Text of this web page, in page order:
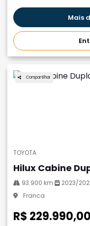
Mais
Compartilhar
TOYOTA
Hilux Cabine
93.900 km 2023/
Franca
R$ 229.990,00